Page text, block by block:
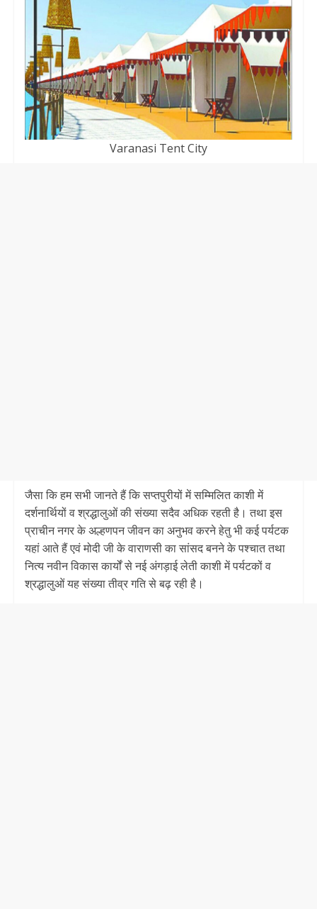
Varanasi Tent City
जैसा कि हम सभी जानते हैं कि सप्तपुरीयों में सम्मिलित काशी में
दर्शनार्थियों व श्रद्धालुओं की संख्या‌‌ सदैव अधिक रहती है। तथा इस
प्राचीन नगर के अल्हणपन जीवन का अनुभव करने हेतु भी कई पर्यटक
यहां आते हैं एवं मोदी जी के वाराणसी का सांसद बनने के पश्चात तथा
नित्य नवीन विकास कार्यों से नई अंगड़ाई लेती काशी में पर्यटकों व
श्रद्धालुओं यह संख्या तीव्र गति से बढ़ रही है।